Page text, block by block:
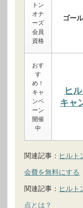
トン
オナ
ーズ
会員
資格
ゴー
おす
す
め！
キャ
ンペ
ーン
開催
中
ヒ
キャ
関連記事： ヒルト
会費を無料にする
関連記事： ヒルト
点とは？